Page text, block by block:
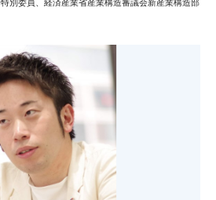
別委員、経済産業省産業構造審議会新産業構造部